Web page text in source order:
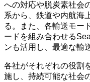
への対応や脱炭素社会
系から、鉄道や内航海
る。また、各輸送モー
ードを組み合わせる
ンも活用し、最適な輸
各社がそれぞれの役割
施し、持続可能な社会